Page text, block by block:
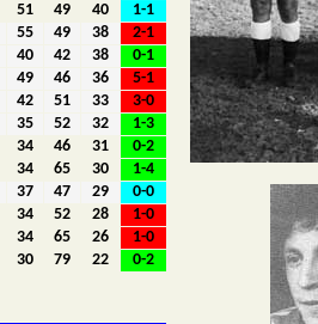
51 49 40
1-1
55 49 38
2-1
40 42 38
0-1
49 46 36
5-1
42 51 33
3-0
35 52 32
1-3
34 46 31
0-2
34 65 30
1-4
37 47 29
0-0
34 52 28
1-0
34 65 26
1-0
30 79 22 0-2